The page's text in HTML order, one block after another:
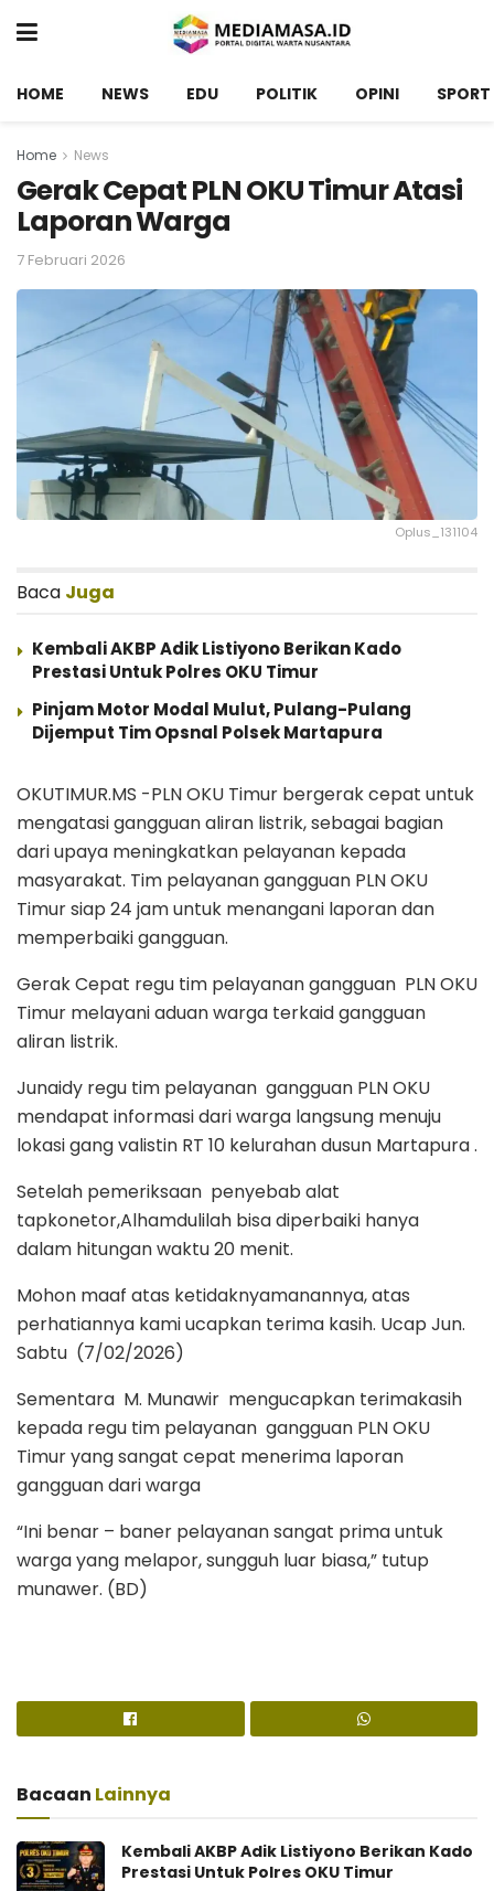
HOME NEWS EDU POLITIK OPINI SPORT
Home News
Gerak Cepat PLN OKU Timur Atasi
Laporan Warga
7 Februari 2026
Oplus_131104
Baca Juga
Kembali AKBP Adik Listiyono Berikan Kado
Prestasi Untuk Polres OKU Timur
Pinjam Motor Modal Mulut, Pulang-Pulang
Dijemput Tim Opsnal Polsek Martapura
OKUTIMUR.MS -PLN OKU Timur bergerak cepat untuk
mengatasi gangguan aliran listrik, sebagai bagian
dari upaya meningkatkan pelayanan kepada
masyarakat. Tim pelayanan gangguan PLN OKU
Timur siap 24 jam untuk menangani laporan dan
memperbaiki gangguan.
Gerak Cepat regu tim pelayanan gangguan PLN OKU
Timur melayani aduan warga terkaid gangguan
aliran listrik.
Junaidy regu tim pelayanan gangguan PLN OKU
mendapat informasi dari warga langsung menuju
lokasi gang valistin RT 10 kelurahan dusun Martapura .
Setelah pemeriksaan penyebab alat
tapkonetor,Alhamdulilah bisa diperbaiki hanya
dalam hitungan waktu 20 menit.
Mohon maaf atas ketidaknyamanannya, atas
perhatiannya kami ucapkan terima kasih. Ucap Jun.
Sabtu (7/02/2026)
Sementara M. Munawir mengucapkan terimakasih
kepada regu tim pelayanan gangguan PLN OKU
Timur yang sangat cepat menerima laporan
gangguan dari warga
“Ini benar – baner pelayanan sangat prima untuk
warga yang melapor, sungguh luar biasa,” tutup
munawer. (BD)
Bacaan Lainnya
Kembali AKBP Adik Listiyono Berikan Kado
Prestasi Untuk Polres OKU Timur